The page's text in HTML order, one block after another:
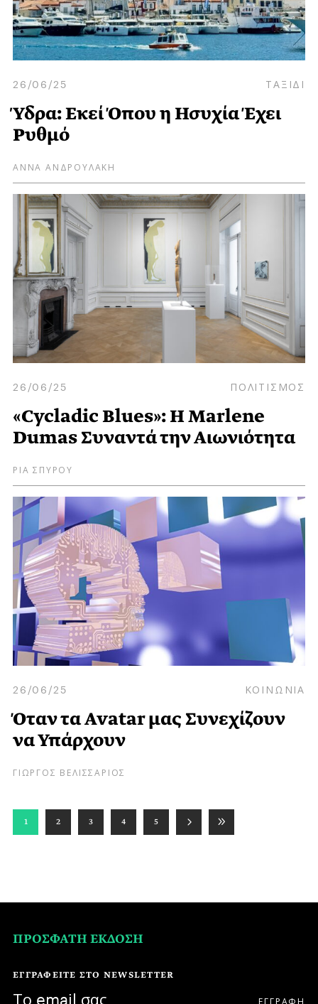
26/06/25 ΤΑΞΙΔΙ
Ύδρα: Εκεί Όπου η Ησυχία Έχει
Ρυθμό
ΑΝΝΑ ΑΝΔΡΟΥΛΑΚΗ
26/06/25 ΠΟΛΙΤΙΣΜΟΣ
«Cycladic Blues»: Η Marlene
Dumas Συναντά την Αιωνιότητα
ΡΙΑ ΣΠΥΡΟΥ
26/06/25 ΚΟΙΝΩΝΙΑ
Όταν τα Avatar μας Συνεχίζουν
να Υπάρχουν
ΓΙΩΡΓΟΣ ΒΕΛΙΣΣΑΡΙΟΣ
1 2 3 4 5
ΠΡΟΣΦΑΤΗ ΕΚΔΟΣΗ
ΕΓΓΡΑΦΕΙΤΕ ΣΤΟ NEWSLETTER